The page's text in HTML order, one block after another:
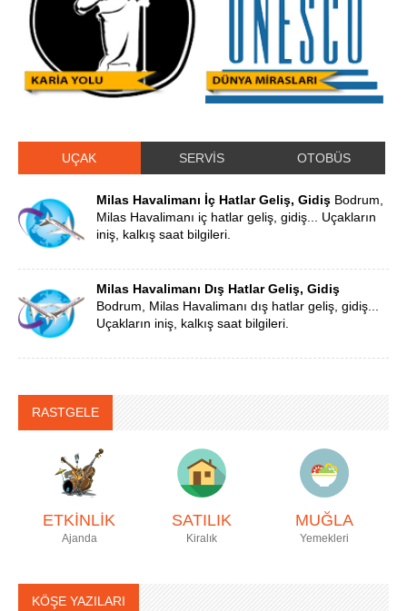
UÇAK SERVİS OTOBÜS
Milas Havalimanı İç Hatlar Geliş, Gidiş Bodrum,
Milas Havalimanı iç hatlar geliş, gidiş... Uçakların
iniş, kalkış saat bilgileri.
Milas Havalimanı Dış Hatlar Geliş, Gidiş
Bodrum, Milas Havalimanı dış hatlar geliş, gidiş...
Uçakların iniş, kalkış saat bilgileri.
RASTGELE
ETKİNLİK
Ajanda
SATILIK
Kiralık
MUĞLA
Yemekleri
KÖŞE YAZILARI